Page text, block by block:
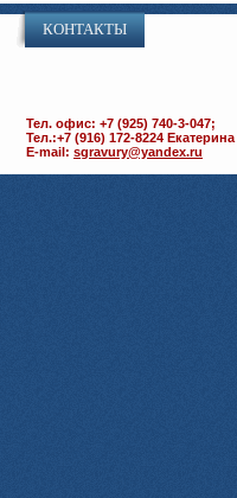
КОНТАКТЫ
Тел. офис: +7 (925) 740-3-047;
Тел.:+7 (916) 172-8224
E-mail: sgravury@yandex.ru